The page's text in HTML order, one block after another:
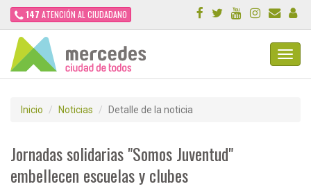
147 ATENCIÓN AL CIUDADANO
Inicio Noticias Detalle de la noticia
Jornadas solidarias "Somos Juventud"
embellecen escuelas y clubes